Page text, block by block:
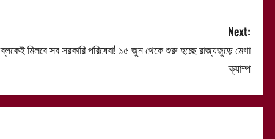
Next:
ব্লকেই মিলবে সব সরকারি পরিষেবা! ১৫ জুন থেকে শুরু হচ্ছে রাজ্যজুড়ে মেগা
ক্যাম্প